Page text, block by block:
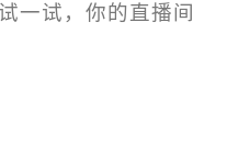
一试，你的直播间